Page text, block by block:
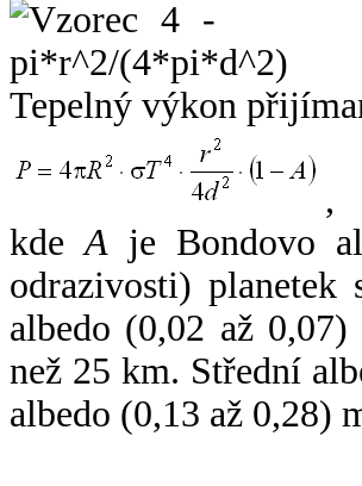
Tepelný výkon
,
kdeA je Bondovo
odrazivosti)
albedo (0,02 až
než 25 km. Střední
albedo (0,13 až 0,28)